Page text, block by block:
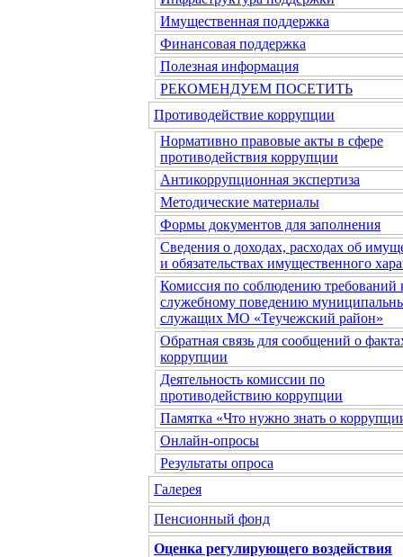
Имущественная поддержка
Финансовая поддержка
Полезная информация
РЕКОМЕНДУЕМ ПОСЕТИТЬ
Противодействие коррупции
Нормативно правовые акты в сфере
противодействия коррупции
Антикоррупционная экспертиза
Методические материалы
Формы документов для заполнения
Сведения о доходах, расходах об
и обязательствах имущественного
Комиссия по соблюдению требований
служебному поведению
служащих МО «Теучежский район»
Обратная связь для сообщений о
коррупции
Деятельность комиссии по
противодействию коррупции
Памятка «Что нужно знать о
Онлайн-опросы
Результаты опроса
Галерея
Пенсионный фонд
Оценка регулирующего воздействия